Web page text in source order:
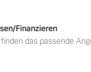
Finanzieren
das passende